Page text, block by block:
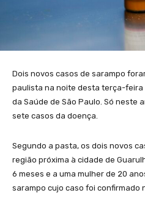
Dois novos casos de sarampo
paulista na noite desta terça-feira
da Saúde de São Paulo. Só neste
sete casos da doença.
Segundo a pasta, os dois novos
região próxima à cidade de
6 meses e a uma mulher de 20
sarampo cujo caso foi confirmado